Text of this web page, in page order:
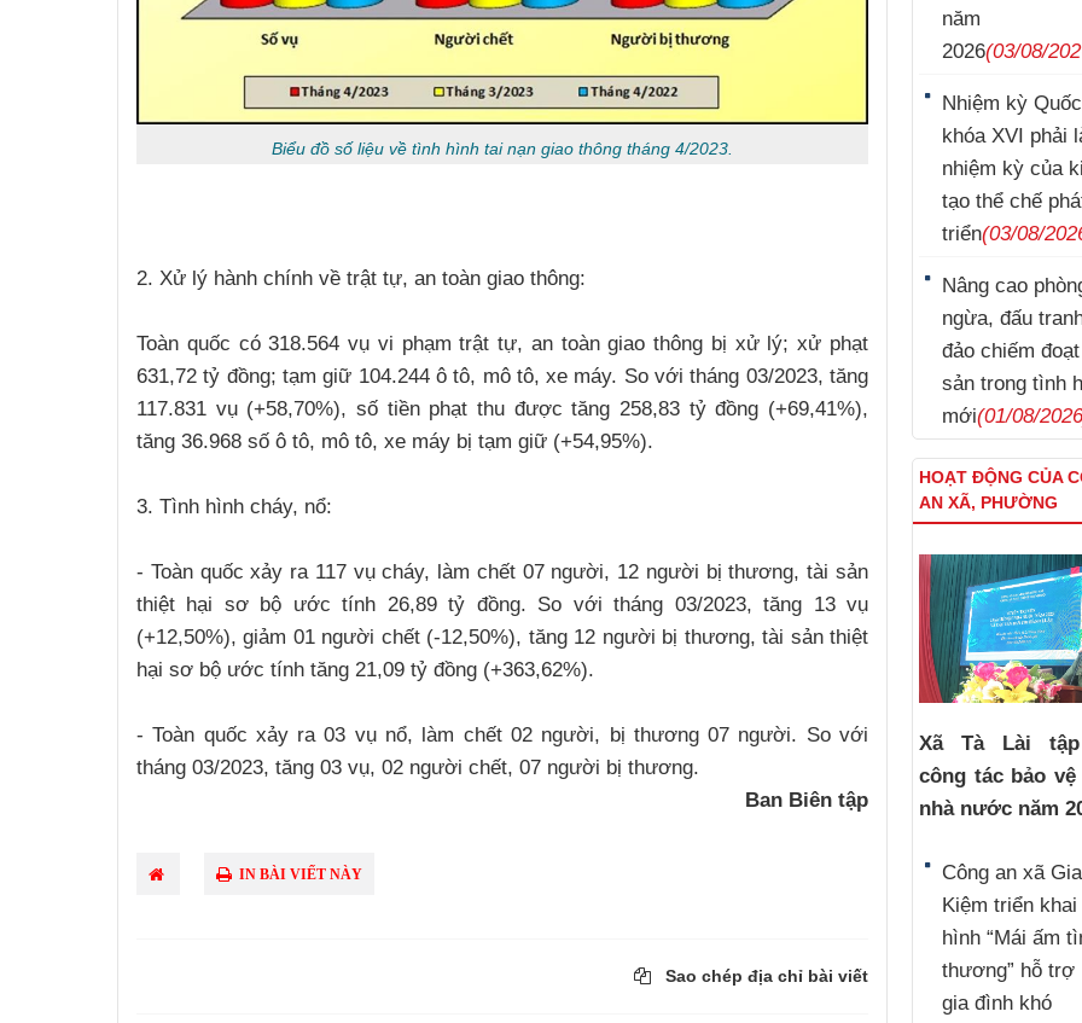
Biểu đồ số liệu về tình hình tai nạn giao thông tháng 4/2023.
2. Xử lý hành chính về trật tự, an toàn giao thông:
Toàn quốc có 318.564 vụ vi phạm trật tự, an toàn giao thông bị xử lý; xử phạt
631,72 tỷ đồng; tạm giữ 104.244 ô tô, mô tô, xe máy. So với tháng 03/2023, tăng
117.831 vụ (+58,70%), số tiền phạt thu được tăng 258,83 tỷ đồng (+69,41%),
tăng 36.968 số ô tô, mô tô, xe máy bị tạm giữ (+54,95%).
3. Tình hình cháy, nổ:
- Toàn quốc xảy ra 117 vụ cháy, làm chết 07 người, 12 người bị thương, tài sản
thiệt hại sơ bộ ước tính 26,89 tỷ đồng. So với tháng 03/2023, tăng 13 vụ
(+12,50%), giảm 01 người chết (-12,50%), tăng 12 người bị thương, tài sản thiệt
hại sơ bộ ước tính tăng 21,09 tỷ đồng (+363,62%).
- Toàn quốc xảy ra 03 vụ nổ, làm chết 02 người, bị thương 07 người. So với
tháng 03/2023, tăng 03 vụ, 02 người chết, 07 người bị thương.
Ban Biên tập
IN BÀI VIẾT NÀY
Sao chép địa chỉ bài viết
năm
2026(03/08/
Nhiệm kỳ
khóa XVI phải
nhiệm kỳ của
tạo thể chế
triển(03/08/
Nâng cao
ngừa, đấu
đảo chiếm
sản trong tình
mới(01/08/
HOẠT ĐỘNG CỦA
AN XÃ, PHƯỜNG
Xã Tà Lài
công tác bảo
nhà nước năm
Công an xã Gia
Kiệm triển
hình “Mái ấm
thương” hỗ trợ
gia đình khó
Nguyễn Sinh Dưỡng